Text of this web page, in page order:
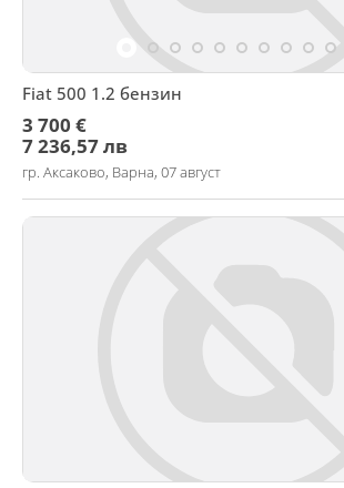
Fiat 500 1.2 бензин
3 700 €
7 236,57 лв
гр. Аксаково, Варна, 07 август